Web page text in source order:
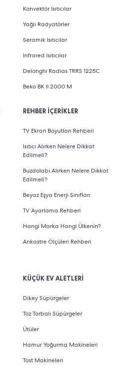
Konvektör Isıtıcılar
Yağlı Radyatörler
Seramik Isıtıcılar
Infrared Isıtıcılar
Delonghi Radias TRRS 1225C
Beko BK II 2000 M
REHBER İÇERİKLER
TV Ekran Boyutları Rehberi
Isıtıcı Alırken Nelere Dikkat
Edilmeli?
Buzdolabı Alırken Nelere Dikkat
Edilmeli?
Beyaz Eşya Enerji Sınıfları
TV Ayarlama Rehberi
Hangi Marka Hangi Ülkenin?
Ankastre Ölçüleri Rehberi
KÜÇÜK EV ALETLERİ
Dikey Süpürgeler
Toz Torbalı Süpürgeler
Ütüler
Hamur Yoğurma Makineleri
Tost Makineleri